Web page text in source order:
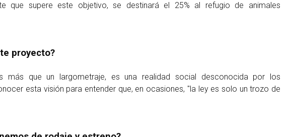
que supere este objetivo, se destinará el 25% al refugio de animales
proyecto?
más que un largometraje, es una realidad social desconocida por los
esta visión para entender que, en ocasiones, "la ley es solo un trozo de